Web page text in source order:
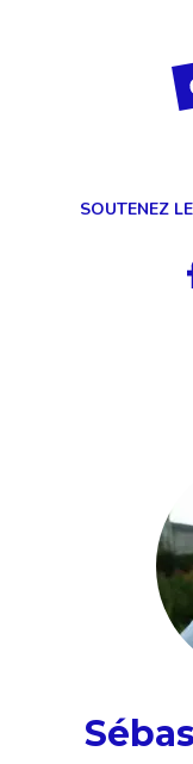
SOUTENEZ